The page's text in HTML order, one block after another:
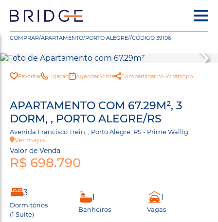
COMPRAR/APARTAMENTO/PORTO ALEGRE//CÓDIGO 39106
Favoritar Ligação Agendar Visita Compartilhar no WhatsApp
APARTAMENTO COM 67.29M², 3
DORM, , PORTO ALEGRE/RS
Avenida Francisco Trein, , Porto Alegre, RS - Prime Wallig
Ver mapa
Valor de Venda
R$ 698.790
3
Dormitórios
(1 Suíte)
1
Banheiros
1
Vagas